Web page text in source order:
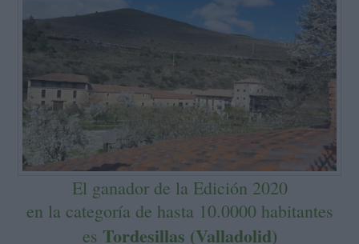
El ganador de la Edición 2020
en la categoría de hasta 10.0000 habitantes
es Tordesillas (Valladolid)